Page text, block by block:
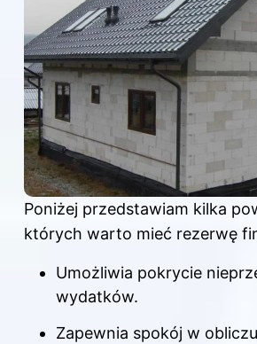
Poniżej przedstawiam kilka
których warto mieć rezerwę
Umożliwia pokrycie
wydatków.
Zapewnia spokój w